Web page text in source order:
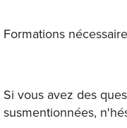
Formations
Si vous avez des
susmentionnées,